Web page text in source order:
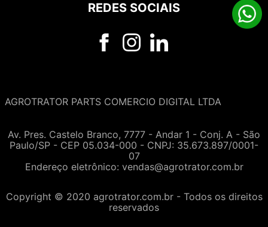
REDES SOCIAIS
AGROTRATOR PARTS COMERCIO DIGITAL LTDA
Av. Pres. Castelo Branco, 7777 - Andar 1 - Conj. A - São
Paulo/SP - CEP 05.034-000 - CNPJ: 35.673.897/0001-
07
Endereço eletrônico: vendas@agrotrator.com.br
Copyright © 2020 agrotrator.com.br - Todos os direitos
reservados